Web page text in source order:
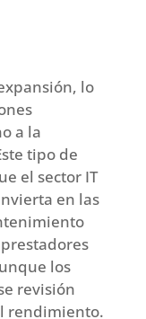
lo
a la
tipo de
el sector IT
en las
los
revisión
rendimiento.